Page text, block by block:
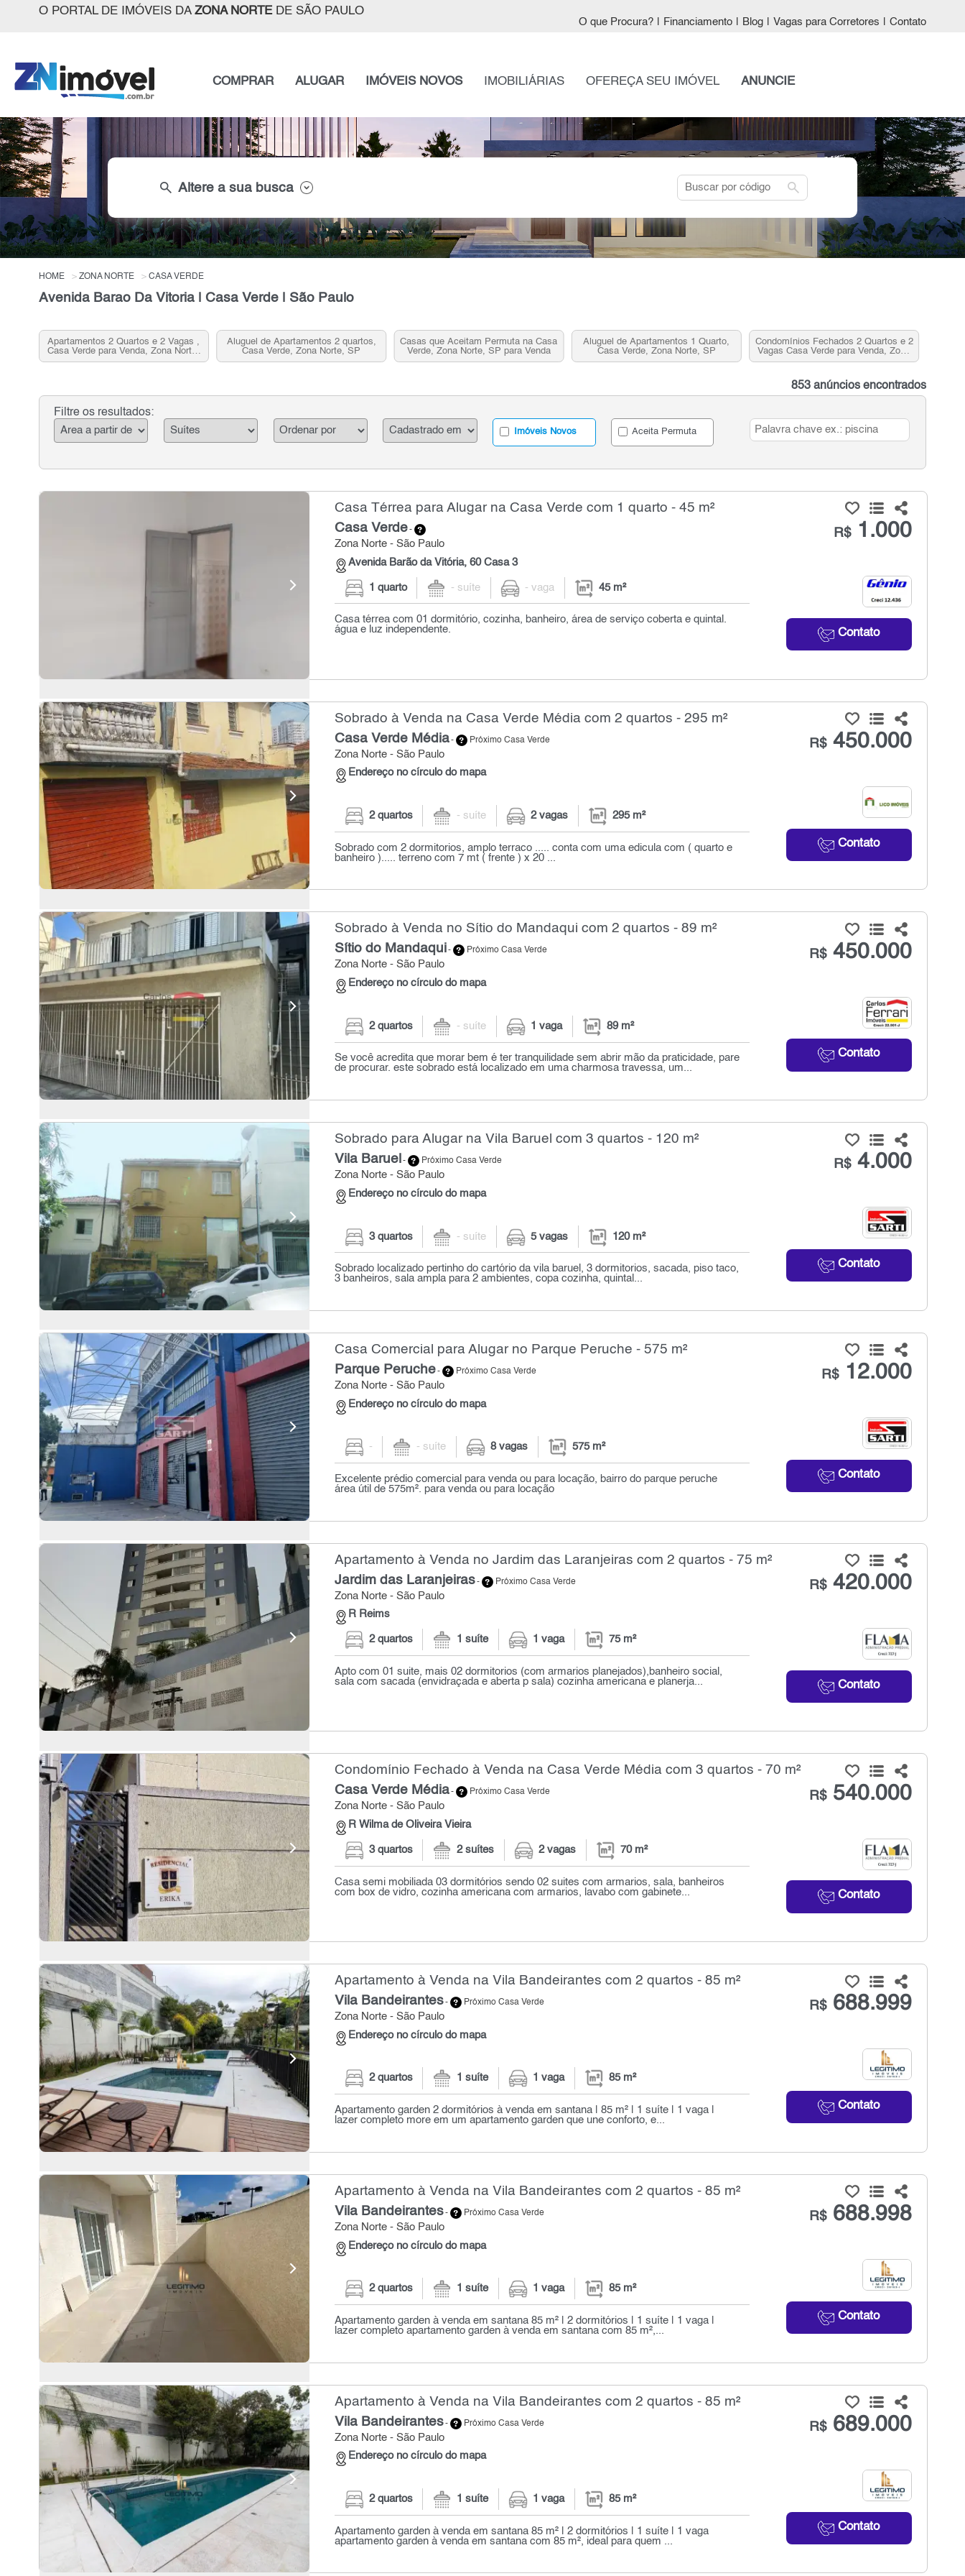
O PORTAL DE IMÓVEIS DA ZONA NORTEDE SÃO PAULO
O que Procura? Financiamento Blog Vagas para Corretores Contato
COMPRAR ALUGAR IMÓVEIS NOVOS IMOBILIÁRIAS OFEREÇA SEU IMÓVEL ANUNCIE
search Altere a sua busca search
HOME ZONA NORTE CASA VERDE
Avenida Barao Da Vitoria | Casa Verde | São Paulo
Apartamentos 2 Quartos e 2 Vagas ,
Casa Verde para Venda, Zona Norte,
SP
Aluguel de Apartamentos 2 quartos,
Casa Verde, Zona Norte, SP
Casas que Aceitam Permuta na Casa
Verde, Zona Norte, SP para Venda
Aluguel de Apartamentos 1 Quarto,
Casa Verde, Zona Norte, SP
Condomínios Fechados 2 Quartos e 2
Vagas Casa Verde para Venda, Zona
Norte, SP
853 anúncios encontrados
Filtre os resultados:
Imóveis Novos Aceita Permuta
Casa Térrea para Alugar na Casa Verde com 1 quarto - 45 m²
Casa Verde-
Zona Norte - São Paulo
Avenida Barão da Vitória, 60 Casa 3
R$1.000
Contato
1 quarto - suíte - vaga 45 m²
Casa térrea com 01 dormitório, cozinha, banheiro, área de serviço coberta e quintal.
água e luz independente.
Sobrado à Venda na Casa Verde Média com 2 quartos - 295 m²
Casa Verde Média- Próximo Casa Verde
Zona Norte - São Paulo
Endereço no círculo do mapa
R$450.000
Contato
2 quartos - suíte 2 vagas 295 m²
Sobrado com 2 dormitorios, amplo terraco ..... conta com uma edicula com ( quarto e
banheiro )..... terreno com 7 mt ( frente ) x 20 ...
Sobrado à Venda no Sítio do Mandaqui com 2 quartos - 89 m²
Sítio do Mandaqui- Próximo Casa Verde
Zona Norte - São Paulo
Endereço no círculo do mapa
R$450.000
Contato
2 quartos - suíte 1 vaga 89 m²
Se você acredita que morar bem é ter tranquilidade sem abrir mão da praticidade, pare
de procurar. este sobrado está localizado em uma charmosa travessa, um...
Sobrado para Alugar na Vila Baruel com 3 quartos - 120 m²
Vila Baruel - Próximo Casa Verde
Zona Norte - São Paulo
Endereço no círculo do mapa
R$4.000
Contato
3 quartos - suíte 5 vagas 120 m²
Sobrado localizado pertinho do cartório da vila baruel, 3 dormitorios, sacada, piso taco,
3 banheiros, sala ampla para 2 ambientes, copa cozinha, quintal...
Casa Comercial para Alugar no Parque Peruche - 575 m²
Parque Peruche- Próximo Casa Verde
Zona Norte - São Paulo
Endereço no círculo do mapa
R$12.000
Contato
- - suíte 8 vagas 575 m²
Excelente prédio comercial para venda ou para locação, bairro do parque peruche
área útil de 575m². para venda ou para locação
Apartamento à Venda no Jardim das Laranjeiras com 2 quartos - 75 m²
Jardim das Laranjeiras- Próximo Casa Verde
Zona Norte - São Paulo
R Reims
R$420.000
Contato
2 quartos 1 suíte 1 vaga 75 m²
Apto com 01 suite, mais 02 dormitorios (com armarios planejados),banheiro social,
sala com sacada (envidraçada e aberta p sala) cozinha americana e planerja...
Condomínio Fechado à Venda na Casa Verde Média com 3 quartos - 70 m²
Casa Verde Média- Próximo Casa Verde
Zona Norte - São Paulo
R Wilma de Oliveira Vieira
R$540.000
Contato
3 quartos 2 suítes 2 vagas 70 m²
Casa semi mobiliada 03 dormitórios sendo 02 suites com armarios, sala, banheiros
com box de vidro, cozinha americana com armarios, lavabo com gabinete...
Apartamento à Venda na Vila Bandeirantes com 2 quartos - 85 m²
Vila Bandeirantes- Próximo Casa Verde
Zona Norte - São Paulo
Endereço no círculo do mapa
R$688.999
Contato
2 quartos 1 suíte 1 vaga 85 m²
Apartamento garden 2 dormitórios à venda em santana | 85 m² | 1 suíte | 1 vaga |
lazer completo more em um apartamento garden que une conforto, e...
Apartamento à Venda na Vila Bandeirantes com 2 quartos - 85 m²
Vila Bandeirantes- Próximo Casa Verde
Zona Norte - São Paulo
Endereço no círculo do mapa
R$688.998
Contato
2 quartos 1 suíte 1 vaga 85 m²
Apartamento garden à venda em santana 85 m² | 2 dormitórios | 1 suíte | 1 vaga |
lazer completo apartamento garden à venda em santana com 85 m²,...
Apartamento à Venda na Vila Bandeirantes com 2 quartos - 85 m²
Vila Bandeirantes- Próximo Casa Verde
Zona Norte - São Paulo
Endereço no círculo do mapa
R$689.000
Contato
2 quartos 1 suíte 1 vaga 85 m²
Apartamento garden à venda em santana 85 m² | 2 dormitórios | 1 suíte | 1 vaga
apartamento garden à venda em santana com 85 m², ideal para quem ...